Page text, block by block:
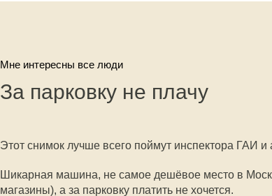
Мне интересны все люди
За парковку не плачу
Этот снимок лучше всего поймут инспектора ГАИ и
Шикарная машина, не самое дешёвое место в
магазины), а за парковку платить не хочется.